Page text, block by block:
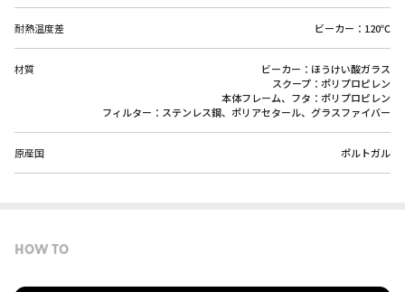
耐熱温度差 ビーカー：120℃
材質
ビーカー：ほうけい酸ガラス
スクープ：ポリプロピレン
本体フレーム、フタ：ポリプロピレン
フィルター：ステンレス鋼、ポリアセタール、グラスファイバー
原産国 ポルトガル
HOW TO